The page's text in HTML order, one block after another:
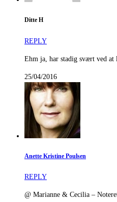
Ditte H
REPLY
Ehm ja, har stadig svært ved at
25/04/2016
Anette Kristine Poulsen
REPLY
@ Marianne & Cecilia –